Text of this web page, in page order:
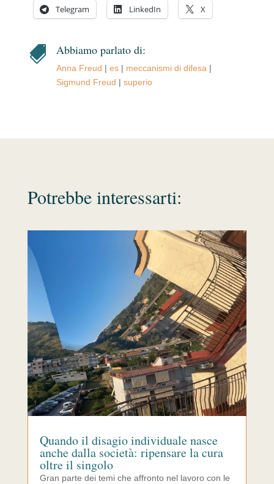
Telegram LinkedIn X
 Abbiamo parlato di:
Anna Freud | es| meccanismi di difesa |
Sigmund Freud | superio
Potrebbe interessarti:
Quando il disagio individuale nasce
anche dalla società: ripensare la cura
oltre il singolo
Gran parte dei temi che affronto nel lavoro con le